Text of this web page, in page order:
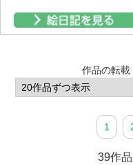
作品の転載
1
39作品